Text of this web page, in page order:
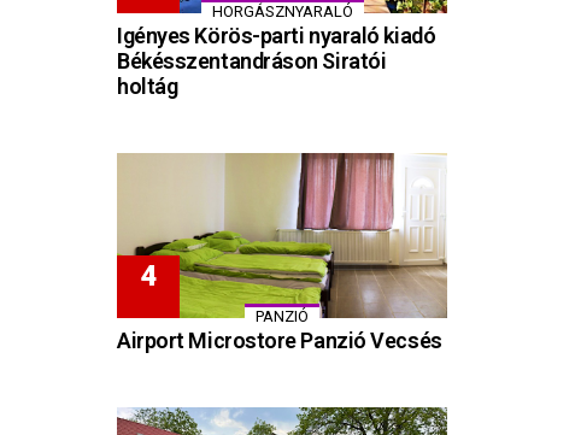
HORGÁSZNYARALÓ
Igényes Körös-parti nyaraló kiadó
Békésszentandráson Siratói
holtág
PANZIÓ
Airport Microstore Panzió Vecsés